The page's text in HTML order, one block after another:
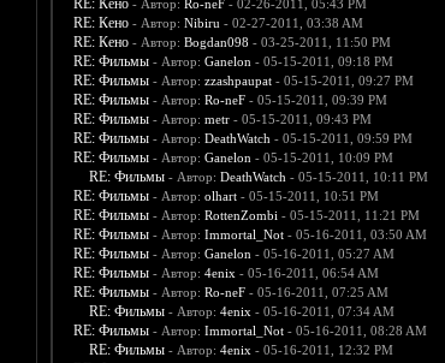
RE: Кено - Автор: Ro-neF- 02-26-2011, 05:43 PM
RE: Кено - Автор: Nibiru - 02-27-2011, 03:38 AM
RE: Кено - Автор: Bogdan098 - 03-25-2011, 11:50 PM
RE: Фильмы - Автор: Ganelon - 05-15-2011, 09:18 PM
RE: Фильмы - Автор: zzashpaupat- 05-15-2011, 09:27 PM
RE: Фильмы - Автор: Ro-neF- 05-15-2011, 09:39 PM
RE: Фильмы - Автор: metr- 05-15-2011, 09:43 PM
RE: Фильмы - Автор: DeathWatch - 05-15-2011, 09:59 PM
RE: Фильмы - Автор: Ganelon - 05-15-2011, 10:09 PM
RE: Фильмы - Автор: DeathWatch - 05-15-2011, 10:11 PM
RE: Фильмы - Автор: olhart- 05-15-2011, 10:51 PM
RE: Фильмы - Автор: RottenZombi - 05-15-2011, 11:21 PM
RE: Фильмы - Автор: Immortal_Not- 05-16-2011, 03:50 AM
RE: Фильмы - Автор: Ganelon - 05-16-2011, 05:27 AM
RE: Фильмы - Автор: 4enix - 05-16-2011, 06:54 AM
RE: Фильмы - Автор: Ro-neF- 05-16-2011, 07:25 AM
RE: Фильмы - Автор: 4enix - 05-16-2011, 07:34 AM
RE: Фильмы - Автор: Immortal_Not- 05-16-2011, 08:28 AM
RE: Фильмы - Автор: 4enix - 05-16-2011, 12:32 PM